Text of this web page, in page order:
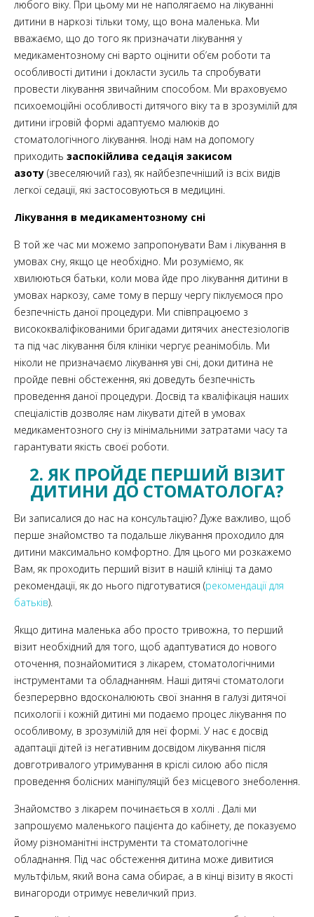
любого віку. При цьому ми не наполягаємо на лікуванні
дитини в наркозі тільки тому, що вона маленька. Ми
вважаємо, що до того як призначати лікування у
медикаментозному сні варто оцінити об’єм роботи та
особливості дитини і докласти зусиль та спробувати
провести лікування звичайним способом. Ми враховуємо
психоемоційні особливості дитячого віку та в зрозумілій для
дитини ігровій формі адаптуємо малюків до
стоматологічного лікування. Іноді нам на допомогу
приходить заспокійлива седація закисом
азоту (звеселяючий газ), як найбезпечніший із всіх видів
легкої седації, які застосовуються в медицині.
Лікування в медикаментозному сні
В той же час ми можемо запропонувати Вам і лікування в
умовах сну, якщо це необхідно. Ми розуміємо, як
хвилюються батьки, коли мова йде про лікування дитини в
умовах наркозу, саме тому в першу чергу піклуємося про
безпечність даної процедури. Ми співпрацюємо з
висококваліфікованими бригадами дитячих анестезіологів
та під час лікування біля клініки чергує реанімобіль. Ми
ніколи не призначаємо лікування уві сні, доки дитина не
пройде певні обстеження, які доведуть безпечність
проведення даної процедури. Досвід та кваліфікація наших
спеціалістів дозволяє нам лікувати дітей в умовах
медикаментозного сну із мінімальними затратами часу та
гарантувати якість своєї роботи.
2. ЯК ПРОЙДЕ ПЕРШИЙ ВІЗИТ
ДИТИНИ ДО СТОМАТОЛОГА?
Ви записалися до нас на консультацію? Дуже важливо, щоб
перше знайомство та подальше лікування проходило для
дитини максимально комфортно. Для цього ми розкажемо
Вам, як проходить перший візит в нашій клініці та дамо
рекомендації, як до нього підготуватися (рекомендації для
батьків).
Якщо дитина маленька або просто тривожна, то перший
візит необхідний для того, щоб адаптуватися до нового
оточення, познайомитися з лікарем, стоматологічними
інструментами та обладнанням. Наші дитячі стоматологи
безперервно вдосконалюють свої знання в галузі дитячої
психології і кожній дитині ми подаємо процес лікування по
особливому, в зрозумілій для неї формі. У нас є досвід
адаптації дітей із негативним досвідом лікування після
довготривалого утримування в кріслі силою або після
проведення болісних маніпуляцій без місцевого знеболення.
Знайомство з лікарем починається в холлі . Далі ми
запрошуємо маленького пацієнта до кабінету, де показуємо
йому різноманітні інструменти та стоматологічне
обладнання. Під час обстеження дитина може дивитися
мультфільм, який вона сама обирає, а в кінці візиту в якості
винагороди отримує невеличкий приз.